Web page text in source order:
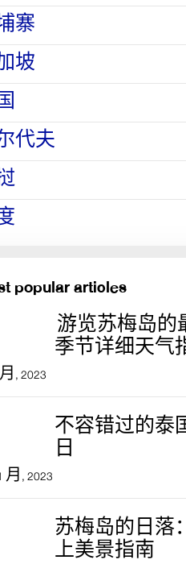
寨
坡
代夫
popular articles
游览苏梅岛的
季节详细天气
, 2023
不容错过的泰
日
月, 2023
苏梅岛的日落
上美景指南